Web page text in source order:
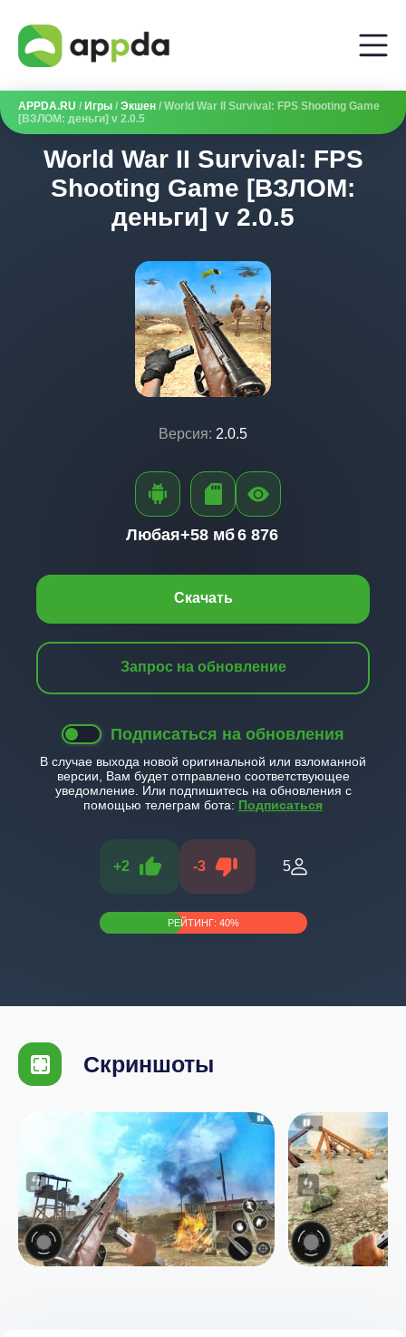
APPDA.RU / Игры / Экшен / World War II Survival: FPS Shooting Game
[ВЗЛОМ: деньги] v 2.0.5
World War II Survival: FPS
Shooting Game [ВЗЛОМ:
деньги] v 2.0.5
Версия: 2.0.5
Скачать
Запрос на обновление
Подписаться на обновления
В случае выхода новой оригинальной или взломанной
версии, Вам будет отправлено соответствующее
уведомление. Или подпишитесь на обновления с
помощью телеграм бота: Подписаться
+2 -3 5
РЕЙТИНГ: 40%
Любая+58 мб6 876
Скриншоты